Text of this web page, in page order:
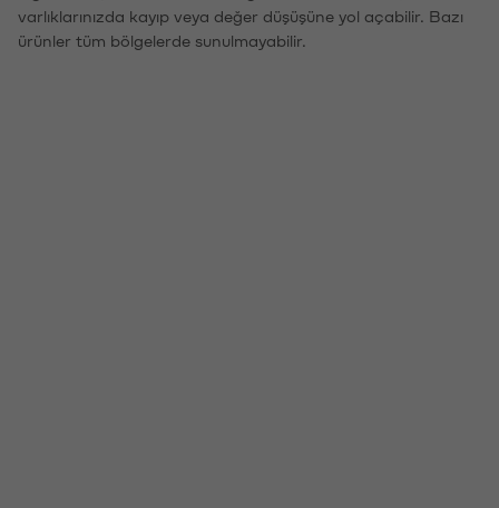
varlıklarınızda kayıp veya değer düşüşüne yol açabilir. Bazı
ürünler tüm bölgelerde sunulmayabilir.